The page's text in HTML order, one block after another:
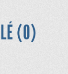
(0)